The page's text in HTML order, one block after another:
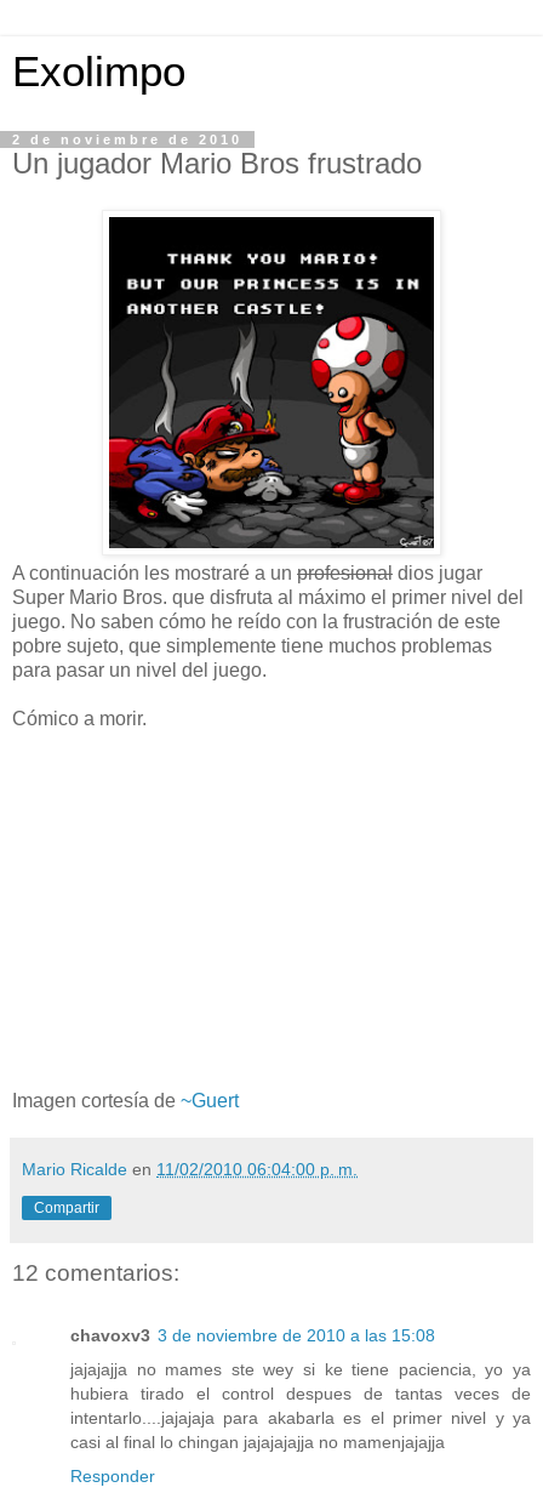
Exolimpo
2 de noviembre de 2010
Un jugador Mario Bros frustrado
A continuación les mostraré a un profesional dios jugar
Super Mario Bros. que disfruta al máximo el primer nivel del
juego. No saben cómo he reído con la frustración de este
pobre sujeto, que simplemente tiene muchos problemas
para pasar un nivel del juego.
Cómico a morir.
Imagen cortesía de ~Guert
Mario Ricalde en 11/02/2010 06:04:00 p. m.
Compartir
12 comentarios:
chavoxv3 3 de noviembre de 2010 a las 15:08
jajajajja no mames ste wey si ke tiene paciencia, yo ya
hubiera tirado el control despues de tantas veces de
intentarlo....jajajaja para akabarla es el primer nivel y ya
casi al final lo chingan jajajajajja no mamenjajajja
Responder